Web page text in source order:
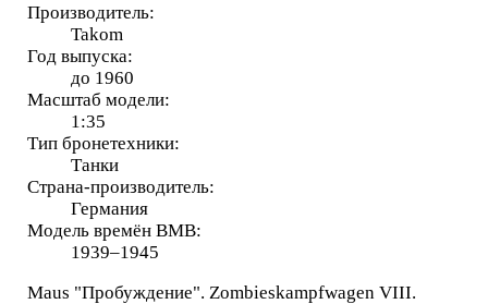
Производитель:
Takom
Год выпуска:
до 1960
Масштаб модели:
1:35
Тип бронетехники:
Танки
Страна-производитель:
Германия
Модель времён ВМВ:
1939–1945
Maus "Пробуждение". Zombieskampfwagen VIII.